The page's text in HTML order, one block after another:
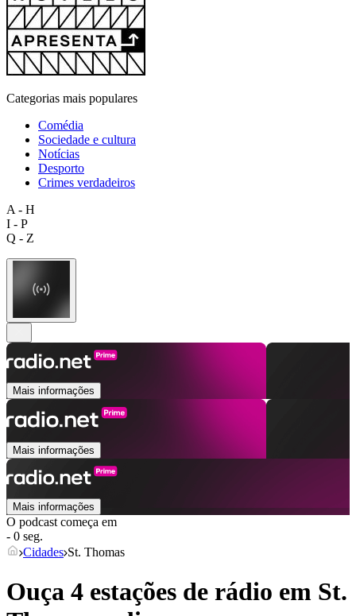
Categorias mais populares
Comédia
Sociedade e cultura
Notícias
Desporto
Crimes verdadeiros
A - H
I - P
Q - Z
Mais informações
Mais informações
Mais informações
O podcast começa em
- 0 seg.
Cidades St. Thomas
Ouça 4 estações de rádio em St.